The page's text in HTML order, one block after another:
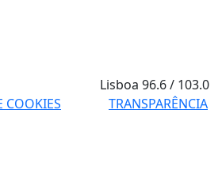
Lisboa96.6 / 103.0
COOKIES TRANSPARÊNCIA